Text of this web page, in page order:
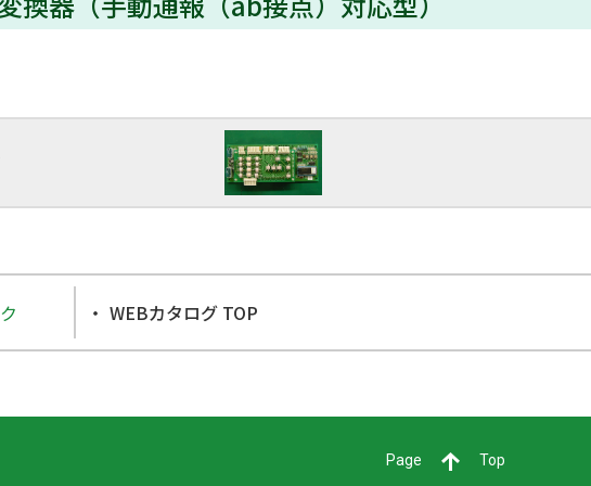
WEBカタログ TOP
Page Top